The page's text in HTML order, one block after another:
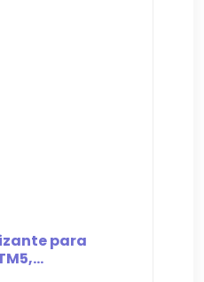
para